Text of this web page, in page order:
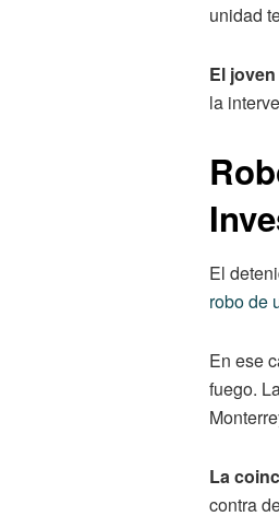
unidad
El
la
El
robo de
En ese
fuego.
La
contra